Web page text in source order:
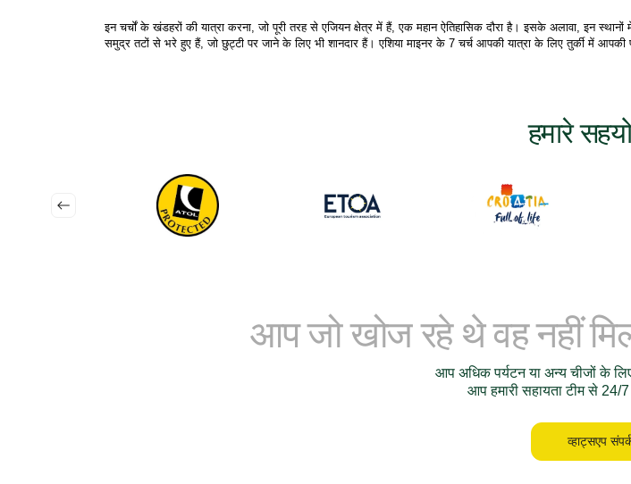
इन चर्चों के खंडहरों की यात्रा करना, जो पूरी तरह से एजियन क्षेत्र में हैं, एक महान ऐतिहासिक दौरा है। इसके अलावा, इन
समुद्र तटों से भरे हुए हैं, जो छुट्टी पर जाने के लिए भी शानदार हैं। एशिया माइनर के 7 चर्च आपकी यात्रा के लिए तुर्की में आपकी
हमारे
आप जो खोज रहे थे वह नहीं
आप अधिक पर्यटन या अन्य चीजों के
आप हमारी सहायता टीम से
व्हाट्सएप